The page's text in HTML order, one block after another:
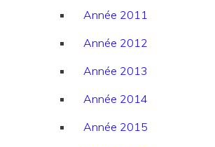
Année 2011
Année 2012
Année 2013
Année 2014
Année 2015